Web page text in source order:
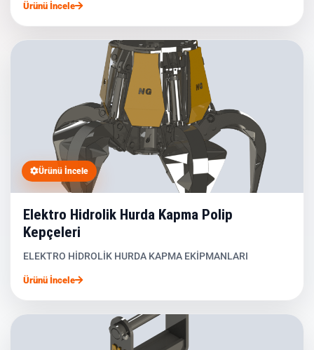
Ürünü İncele
Ürünü İncele
Elektro Hidrolik Hurda Kapma Polip
Kepçeleri
ELEKTRO HİDROLİK HURDA KAPMA EKİPMANLARI
Ürünü İncele